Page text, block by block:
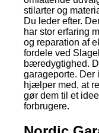
stilarter og
Du leder efter.
har stor erfaring
og reparation af
fordele ved
bæredygtighed.
garageporte. Der
hjælper med, at
gør dem til et
forbrugere.